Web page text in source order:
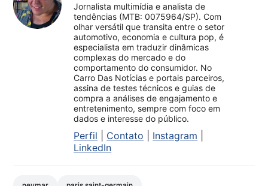
Jornalista multimídia e analista de
tendências (MTB: 0075964/SP). Com
olhar versátil que transita entre o setor
automotivo, economia e cultura pop, é
especialista em traduzir dinâmicas
complexas do mercado e do
comportamento do consumidor. No
Carro Das Notícias e portais parceiros,
assina de testes técnicos e guias de
compra a análises de engajamento e
entretenimento, sempre com foco em
dados e interesse do público.
Perfil Contato Instagram
LinkedIn